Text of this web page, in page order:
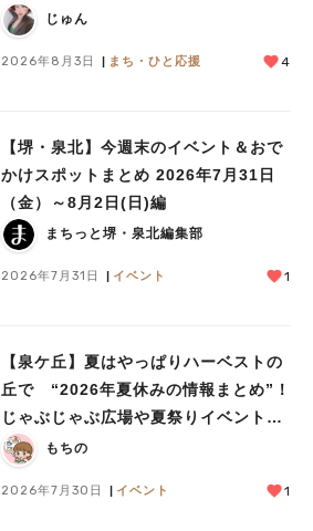
じゅん
2026年8月3日 まち・ひと応援 4
【堺・泉北】今週末のイベント＆おで
かけスポットまとめ 2026年7月31日
（金）～8月2日(日)編
まちっと堺・泉北編集部
2026年7月31日 イベント 1
【泉ケ丘】夏はやっぱりハーベストの
丘で “2026年夏休みの情報まとめ”！
じゃぶじゃぶ広場や夏祭りイベントで
ミニ花火ショーも
もちの
2026年7月30日 イベント 1